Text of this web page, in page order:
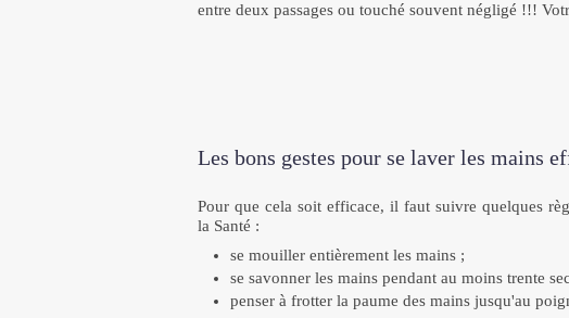
entre deux passages ou touché souvent négligé !!!
Les bons gestes pour se laver les mains
Pour que cela soit efficace, il faut suivre quelques
la Santé :
se mouiller entièrement les mains ;
se savonner les mains pendant au moins trente
penser à frotter la paume des mains jusqu'au